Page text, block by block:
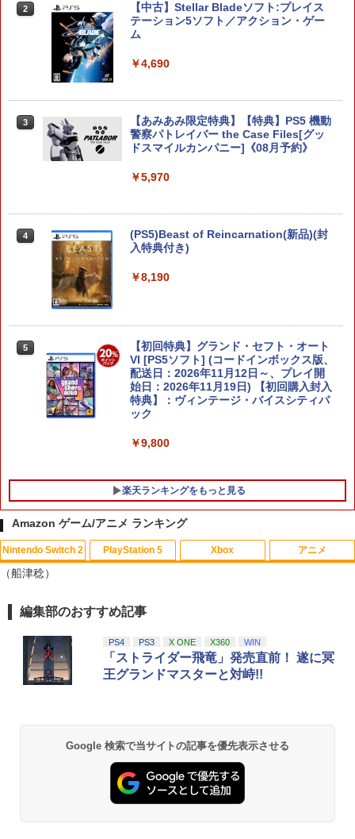
2
【当店独自で＋P10倍★要エントリー】
【中古】[Switch2] ぽこ あ ポケモン(20
260305)
￥6,580
3
任天堂 スプラトゥーン レイダース【Swi
tch 2】 BEEPAADLA [BEEPAADLA]
4
任天堂 【Switch2】ゼルダの伝説 ブレス
オブ ザ ワイルド Nintendo Switch 2 Ed
ンセツ ブレス オブ ザ ワイルド]
ぽこ あ ポケモン
￥7,880
2
【中古】Stellar Bladeソフト:プレイス
テーション5ソフト／アクション・ゲー
ム
￥4,690
3
【あみあみ限定特典】【特典】PS5 機動
警察パトレイバー the Case Files[グッ
ドスマイルカンパニー]《08月予約》
￥5,970
4
(PS5)Beast of Reincarnation(新品)(封
入特典付き)
￥8,190
5
【初回特典】グランド・セフト・オート
VI [PS5ソフト] (コードインボックス版、
配送日：2026年11月12日～、プレイ開
始日：2026年11月19日) 【初回購入封入
特典】：ヴィンテージ・バイスシティパ
ック
￥9,800
楽天ランキングをもっと見る
1
【中古】 ソニーミュージックマーケティ
￥3,960
【楽天ブックス限定連動購入特典+楽天
Amazon ゲーム/アニメ ランキング
Nintendo Switch 2
1
スプラトゥーン レイダース|オンライン
￥5,832
2 スプラトゥーン レイダース -Switch2
￥6,455
PlayStation 5
1
PlayStation 5 デジタル・エディション
ese only (CFI-2200B01)
￥55,000
Beast of Reincarnation -PS5 【特典】
プロダクトコード 封入
￥7,286
Xbox
1
【純正品】Xbox ワイヤレス コントロー
￥8,300
ルコード 【旧 Xbox ギフトカード】 [オ
ンラインコード]
￥5,000
アニメ
1
【Amazon.co.jp限定】劇場版モノノ怪
ナル三方背収納ケース付きコレクション)
(オリジナル特典:オリジナル巾着＋メー
カー特典:【坤と離】二振りの剣、十翼よ
り来たる！スタジオ描き下ろしイラスト
￥10,780
劇場版「鬼滅の刃」無限城編 第一章 猗
窩座再来 通常版 [Blu-ray]
￥3,964
（船津稔）
編集部のおすすめ記事
PS4 PS3 X ONE X360 WIN
「ストライダー飛竜」発売直前！ 遂に冥
王グランドマスターと対峙!!
Google 検索で当サイトの記事を優先表示させる